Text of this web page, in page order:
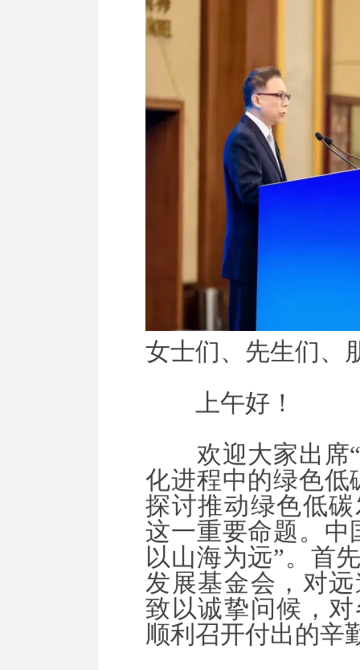
女士们、先生们、
上午好！
欢迎大家出席“
化进程中的绿色低
探讨推动绿色低
这一重要命题。中
以山海为远”。首
发展基金会，对
致以诚挚问候，
顺利召开付出的辛